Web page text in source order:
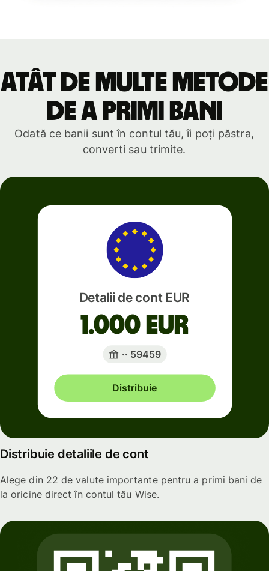
Atât de multe metode
de a primi bani
Odată ce banii sunt în contul tău, îi poți păstra,
converti sau trimite.
Detalii de cont EUR
1.000 EUR
·· 59459
Distribuie
Distribuie detaliile de cont
Alege din 22 de valute importante pentru a primi bani de
la oricine direct în contul tău Wise.